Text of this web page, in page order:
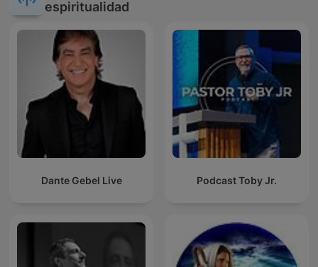
espiritualidad
Dante Gebel Live Podcast Toby Jr.